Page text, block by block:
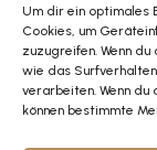
Um dir ein optimales
Cookies, um
zuzugreifen. Wenn
wie das
verarbeiten. Wenn
können bestimmte